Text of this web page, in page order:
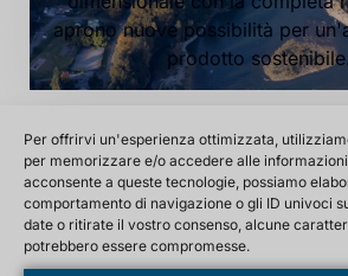
Per offrirvi un'esperienza ottimizzata,
per memorizzare e/o accedere alle
acconsente a queste tecnologie, possiamo
comportamento di navigazione o gli ID univoci
date o ritirate il vostro consenso, alcune
potrebbero essere compromesse.
aprono nuove possibilità per
prodotto sostenibile.
DEFDRAL /
MILITARI
Defdral è la risposta a scenari
complessi. La linea di
sviluppata per essere utilizzata